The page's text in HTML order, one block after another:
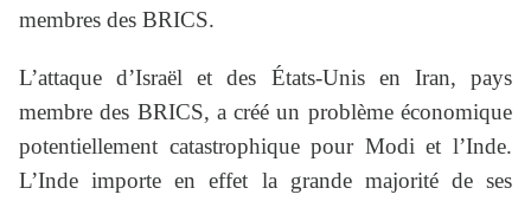
membres des BRICS.
L’attaque d’Israël et des États-Unis en Iran, pays
membre des BRICS, a créé un problème économique
potentiellement catastrophique pour Modi et l’Inde.
L’Inde importe en effet la grande majorité de ses